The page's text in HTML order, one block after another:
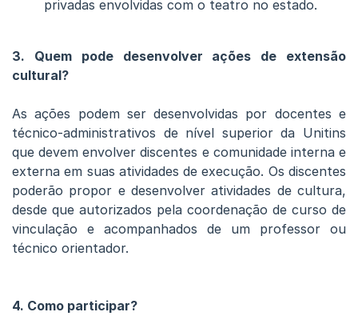
privadas envolvidas com o teatro no estado.
3. Quem pode desenvolver ações de extensão
cultural?
As ações podem ser desenvolvidas por docentes e
técnico-administrativos de nível superior da Unitins
que devem envolver discentes e comunidade interna e
externa em suas atividades de execução. Os discentes
poderão propor e desenvolver atividades de cultura,
desde que autorizados pela coordenação de curso de
vinculação e acompanhados de um professor ou
técnico orientador.
4. Como participar?